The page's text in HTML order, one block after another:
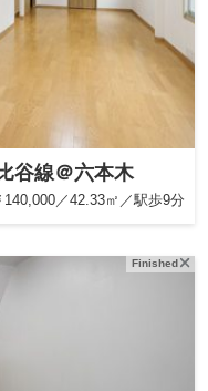
谷線＠六本木
140,000／42.33㎡／駅歩9分
Finished